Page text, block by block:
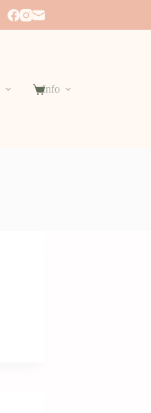
Info
Shopping